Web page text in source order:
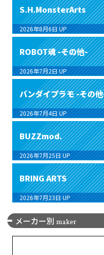
S.H.MonsterArts
2026年8月6日 UP
ROBOT魂 -その他-
2026年7月2日 UP
バンダイプラモ -その
2026年7月4日 UP
BUZZmod.
2026年7月25日 UP
BRING ARTS
2026年7月23日 UP
メーカー別 maker